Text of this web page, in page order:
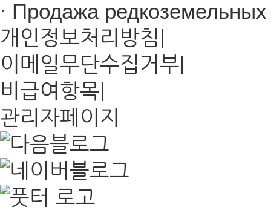
· Продажа
개인정보처리방침
이메일무단수집거부
비급여항목
관리자페이지